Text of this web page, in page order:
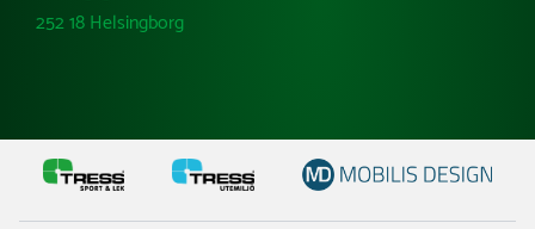
252 18 Helsingborg